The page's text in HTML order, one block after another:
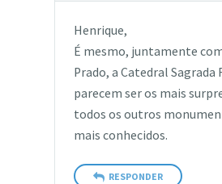
Henrique,
É mesmo, juntamente
Prado, a Catedral Sagrada
parecem ser os mais
todos os outros
mais conhecidos.
RESPONDER